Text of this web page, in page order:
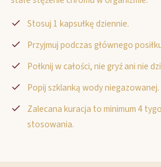
Stosuj 1 kapsułkę dziennie.
Przyjmuj podczas głównego
Połknij w całości, nie gryź ani nie
Popij szklanką wody niegazowanej.
Zalecana kuracja to minimum 4
stosowania.